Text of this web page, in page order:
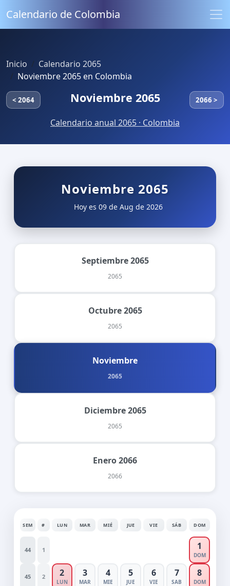
Calendario de Colombia
Inicio
Calendario 2065
Noviembre 2065 en Colombia
< 2064 Noviembre 2065 2066 >
Calendario anual 2065 · Colombia
Noviembre 2065
Hoy es 09 de Aug de 2026
Septiembre 2065
2065
Octubre 2065
2065
Noviembre
2065
Diciembre 2065
2065
Enero 2066
2066
SEM # LUN MAR MIÉ JUE VIE SÁB DOM
44 1 1
DOM
45 2 2
LUN
3
MAR
4
MIE
5
JUE
6
VIE
7
SAB
8
DOM